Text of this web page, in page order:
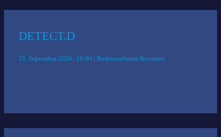
DETECT.D
21. September 2026 , 10:00 | Bodenseeforum Konstanz